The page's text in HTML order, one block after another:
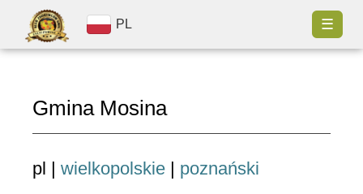
PL ☰
Gmina Mosina
pl | wielkopolskie | poznański